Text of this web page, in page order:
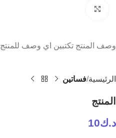
وصف المنتج تكتبين اي وصف للمنتج
الرئيسية فساتين
المنتج
د.ك10